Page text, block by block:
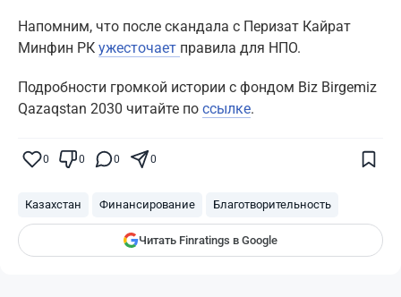
Напомним, что после скандала с Перизат Кайрат
Минфин РК ужесточает правила для НПО.
Подробности громкой истории с фондом Biz Birgemiz
Qazaqstan 2030 читайте по ссылке.
0 0 0 0
Казахстан Финансирование Благотворительность
Читать Finratings в Google
показываться вам